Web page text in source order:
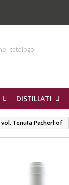
DISTILLATI
vol. Tenuta Pacherhof